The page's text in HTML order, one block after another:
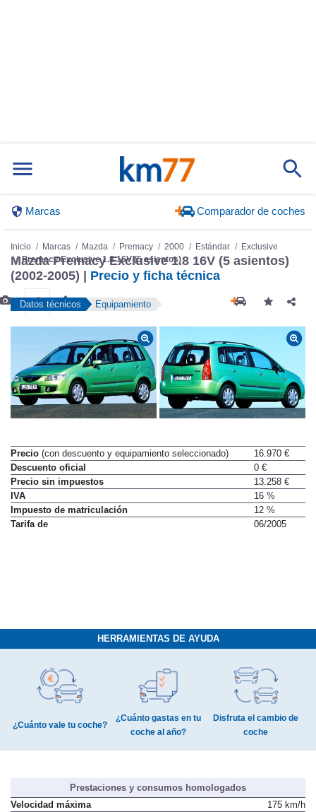
Marcas Comparador de coches
Inicio Marcas Mazda Premacy 2000 Estándar
Exclusive
Premacy Exclusive 1.8 16V (5 asientos)
Mazda Premacy Exclusive 1.8 16V (5 asientos)
(2002-2005) | Precio y ficha técnica
Datos técnicos Equipamiento
Precio (con descuento y equipamiento seleccionado)
16.970 €
Descuento oficial
0 €
Precio sin impuestos
13.258 €
IVA
16 %
Impuesto de matriculación
12 %
Tarifa de
06/2005
HERRAMIENTAS DE AYUDA
¿Cuánto vale tu coche?
¿Cuánto gastas en tu
coche al año?
Disfruta el cambio de
coche
Prestaciones y consumos homologados
Velocidad máxima
175 km/h